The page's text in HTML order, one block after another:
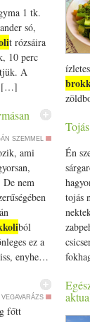
quinoat,
­­/­­
Jó
1 tk.
só,
t rózsáira
10 perc
A
[…]
SZEMMEL
ami
De nem
ból
ez a
enyhe…
VEGAVARÁZS
főtt
akkor
ek.
A
és
Én
tojás